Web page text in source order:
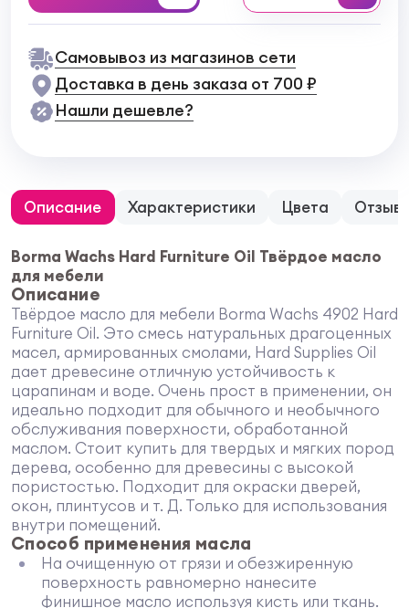
Самовывоз из магазинов сети
Доставка в день заказа от 700 ₽
Нашли дешевле?
Описание Характеристики Цвета
Borma Wachs Hard Furniture Oil Твёрдое масло
для мебели
Описание
Твёрдое масло для мебели Borma Wachs 4902 Hard
Furniture Oil. Это смесь натуральных драгоценных
масел, армированных смолами, Hard Supplies Oil
дает древесине отличную устойчивость к
царапинам и воде. Очень прост в применении, он
идеально подходит для обычного и необычного
обслуживания поверхности, обработанной
маслом. Стоит купить для твердых и мягких пород
дерева, особенно для древесины с высокой
пористостью. Подходит для окраски дверей,
окон, плинтусов и т. Д. Только для использования
внутри помещений.
Способ применения масла
На очищенную от грязи и обезжиренную
поверхность равномерно нанесите
финишное масло используя кисть или ткань.